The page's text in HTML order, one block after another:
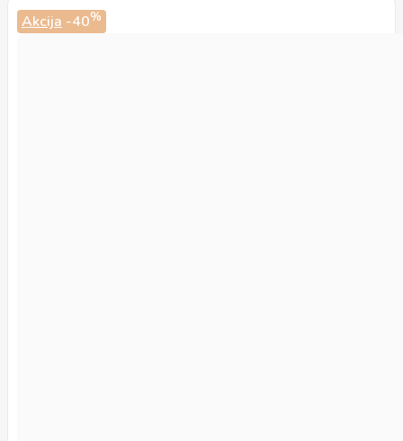
Akcija -40%